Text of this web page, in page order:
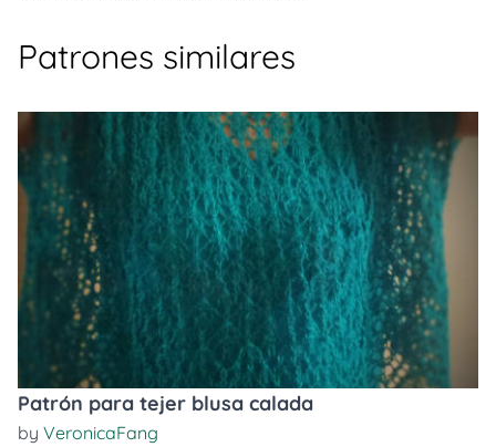
Patrones similares
Patrón para tejer blusa calada
by VeronicaFang